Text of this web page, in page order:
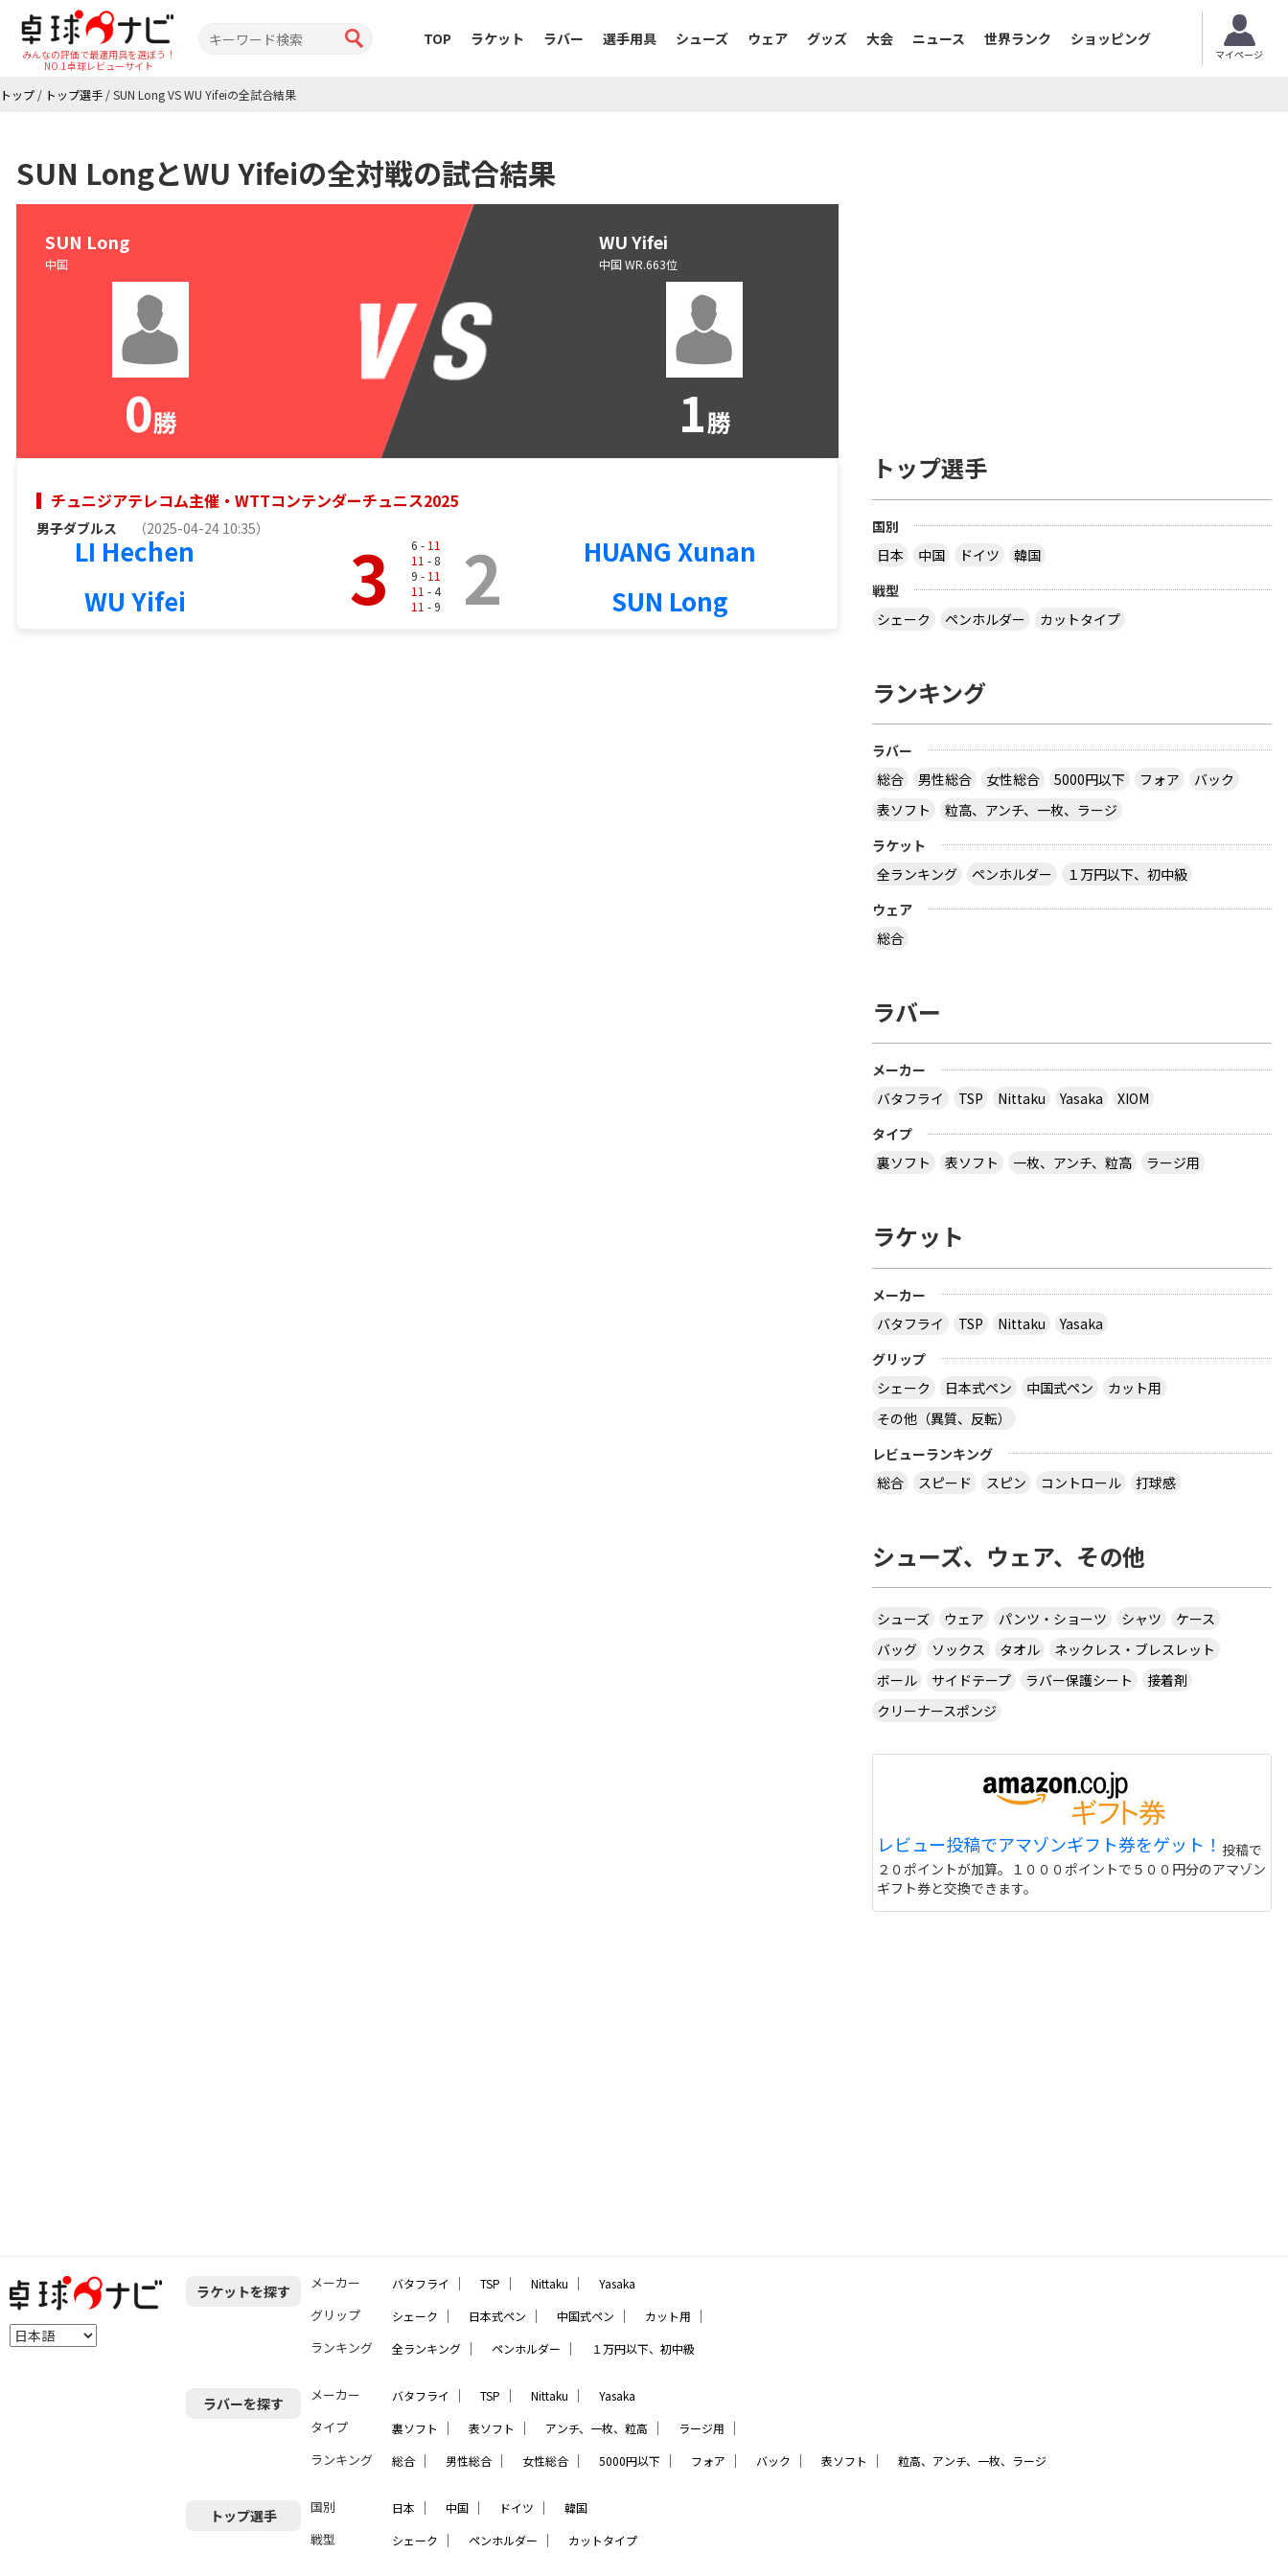
みんなの評価で最適用具を選ぼう！
NO.1卓球レビューサイト
TOP ラケット ラバー 選手用具 シューズ ウェア グッズ 大会 ニュース 世界ランク ショッピング
マイページ
トップ / トップ選手 /SUN Long VS WU Yifeiの全試合結果
SUN LongとWU Yifeiの全対戦の試合結果
SUN Long
中国
0勝
WU Yifei
中国 WR.663位
1勝
チュニジアテレコム主催・WTTコンテンダーチュニス2025
男子ダブルス （2025-04-24 10:35）
LI Hechen
WU Yifei
3 6 - 11
11 - 8
9 - 11
11 - 4
11 - 9 2
HUANG Xunan
SUN Long
トップ選手
国別
日本
中国 ドイツ
韓国
戦型
シェーク
ペンホルダー カットタイプ
ランキング
ラバー
総合
男性総合 女性総合 5000円以下 フォア
バック
表ソフト
粒高、アンチ、一枚、ラージ
ラケット
全ランキング
ペンホルダー
１万円以下、初中級
ウェア
総合
ラバー
メーカー
バタフライ
TSP Nittaku Yasaka
XIOM
タイプ
裏ソフト
表ソフト 一枚、アンチ、粒高 ラージ用
ラケット
メーカー
バタフライ
TSP Nittaku
Yasaka
グリップ
シェーク
日本式ペン 中国式ペン
カット用
その他（異質、反転）
レビューランキング
総合
スピード スピン コントロール 打球感
シューズ、ウェア、その他
シューズ ウェア パンツ・ショーツ シャツ
ケース
バッグ
ソックス タオル
ネックレス・ブレスレット
ボール
サイドテープ ラバー保護シート
接着剤
クリーナースポンジ
レビュー投稿でアマゾンギフト券をゲット！ 投稿で
２０ポイントが加算。１０００ポイントで５００円分のアマゾン
ギフト券と交換できます。
ラケットを探す メーカー バタフライ ｜ TSP ｜ Nittaku ｜ Yasaka
グリップ シェーク ｜ 日本式ペン ｜ 中国式ペン ｜ カット用 ｜
ランキング 全ランキング ｜ ペンホルダー ｜ １万円以下、初中級
ラバーを探す メーカー バタフライ ｜ TSP ｜ Nittaku ｜ Yasaka
タイプ 裏ソフト ｜ 表ソフト ｜ アンチ、一枚、粒高 ｜ ラージ用 ｜
ランキング 総合 ｜ 男性総合 ｜ 女性総合 ｜ 5000円以下 ｜ フォア ｜ バック ｜ 表ソフト ｜ 粒高、アンチ、一枚、ラージ
トップ選手 国別 日本 ｜ 中国 ｜ ドイツ ｜ 韓国
戦型 シェーク ｜ ペンホルダー ｜ カットタイプ